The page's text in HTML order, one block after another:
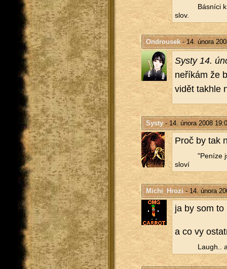
Bás­ní­ci
slov.
Ondrousek- 14. února
Systy 14.
ne­ří­kám že
vidět takhle
Systy- 14. února 2008
Proč by tak
"Pe­ní­ze
slo­ví
Michi_Hrozi - 14. února
ja by som to
a co vy
Laugh..